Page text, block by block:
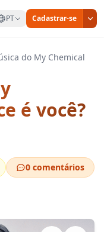
PT Cadastrar-se
do My Chemical
é você?
0 comentários